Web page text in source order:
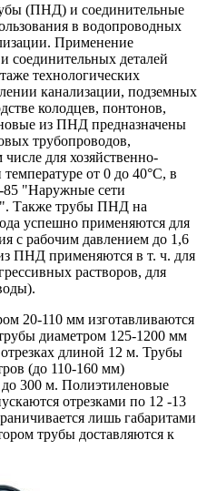
(ПНД) и соединительные
в водопроводных
Применение
деталей
технологических
канализации, подземных
колодцев, понтонов,
из ПНД предназначены
трубопроводов,
для хозяйственно-
от 0 до 40°С, в
85 "Наружные сети
Также трубы ПНД на
успешно применяются для
с рабочим давлением до 1,6
ПНД применяются в т. ч. для
растворов, для
20-110 мм изготавливаются
диаметром 125-1200 мм
длиной 12 м. Трубы
(до 110-160 мм)
300 м. Полиэтиленовые
отрезками по 12 -13
лишь габаритами
трубы доставляются к